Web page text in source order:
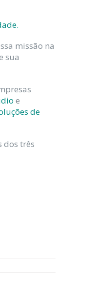
missão na
sua
e
de
dos três